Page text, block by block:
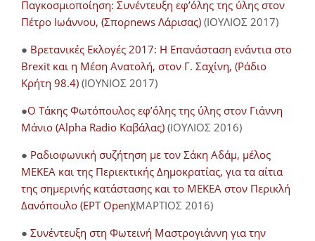
Παγκοσμιοποίηση: Συνέντευξη εφ’όλης της ύλης στον
Πέτρο Ιωάννου, (Σπορnews Λάρισας) (ΙΟΥΛΙΟΣ 2017)
● Βρετανικές Εκλογές 2017: Η Επανάσταση ενάντια στο
Brexit και η Μέση Ανατολή, στον Γ. Σαχίνη, (Ράδιο
Κρήτη 98.4) (ΙΟΥΝΙΟΣ 2017)
●O Τάκης Φωτόπουλος εφ’όλης της ύλης στον Γιάννη
Μάνιο (Alpha Radio Καβάλας) (ΙΟΥΛΙΟΣ 2016)
● Ραδιοφωνική συζήτηση με τον Σάκη Αδάμ, μέλος
ΜΕΚΕΑ και της Περιεκτικής Δημοκρατίας, για τα αίτια
της σημερινής κατάστασης και το ΜΕΚΕΑ στον Περικλή
Δανόπουλο (ΕΡΤ Open)(ΜΑΡΤΙΟΣ 2016)
● Συνέντευξη στη Φωτεινή Μαστρογιάννη για την